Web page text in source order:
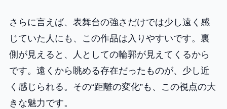
さらに言えば、表舞台の強さだけでは少し遠く感
じていた人にも、この作品は入りやすいです。裏
側が見えると、人としての輪郭が見えてくるから
です。遠くから眺める存在だったものが、少し近
く感じられる。その“距離の変化”も、この視点の大
きな魅力です。